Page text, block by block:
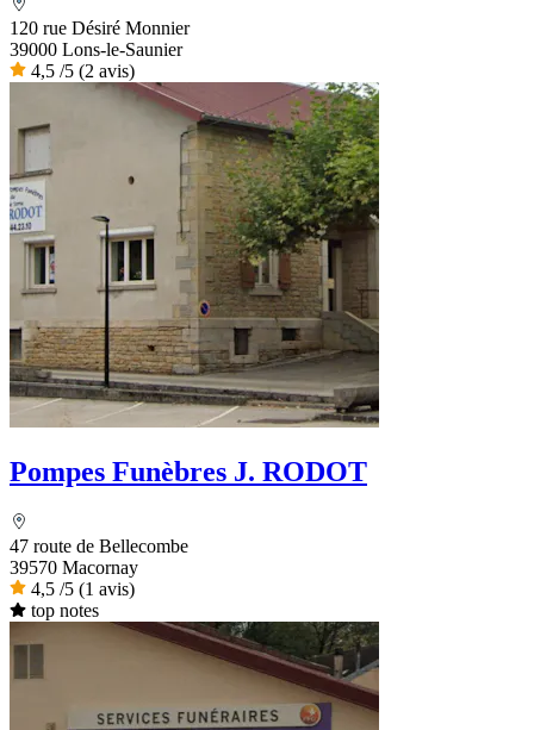
120 rue Désiré Monnier
39000 Lons-le-Saunier
4,5 /5 (2 avis)
Pompes Funèbres J. RODOT
47 route de Bellecombe
39570 Macornay
4,5 /5 (1 avis)
top notes